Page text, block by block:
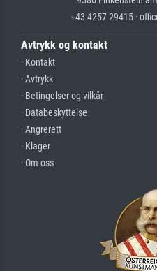
+43 4257 29415 ·
Avtrykk og kontakt
· Kontakt
· Avtrykk
· Betingelser og vilkår
· Databeskyttelse
· Angrerett
· Klager
· Om oss